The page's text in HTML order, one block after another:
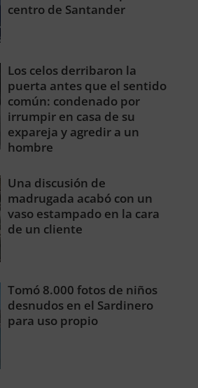
centro de Santander
Los celos derribaron la
puerta antes que el sentido
común: condenado por
irrumpir en casa de su
expareja y agredir a un
hombre
Una discusión de
madrugada acabó con un
vaso estampado en la cara
de un cliente
Tomó 8.000 fotos de niños
desnudos en el Sardinero
para uso propio